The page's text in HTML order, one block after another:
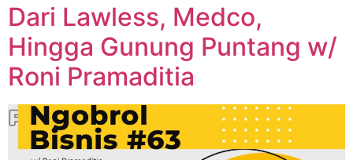
Dari Lawless, Medco,
Hingga Gunung Puntang w/
Roni Pramaditia